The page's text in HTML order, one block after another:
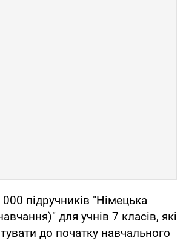
підручників "Німецька
для учнів 7 класів, які
до початку навчального